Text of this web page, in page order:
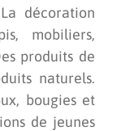
décoration
mobiliers,
produits de
naturels.
bougies et
de jeunes